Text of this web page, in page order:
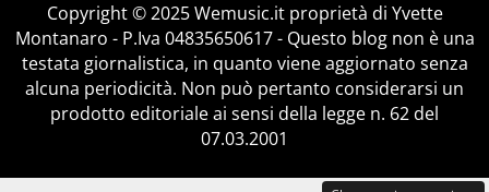
Copyright © 2025 Wemusic.it proprietà di Yvette
Montanaro - P.Iva 04835650617 - Questo blog non è una
testata giornalistica, in quanto viene aggiornato senza
alcuna periodicità. Non può pertanto considerarsi un
prodotto editoriale ai sensi della legge n. 62 del
07.03.2001